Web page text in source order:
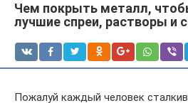
Чем покрыть металл,
лучшие спреи, растворы и
Пожалуй каждый человек